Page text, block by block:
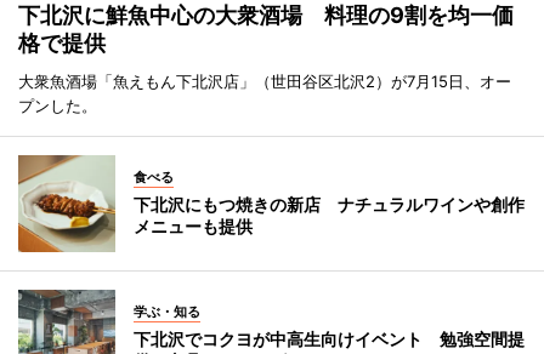
下北沢に鮮魚中心の大衆酒場 料理の9割を均一価
格で提供
大衆魚酒場「魚えもん下北沢店」（世田谷区北沢2）が7月15日、オー
プンした。
食べる
下北沢にもつ焼きの新店 ナチュラルワインや創作
メニューも提供
学ぶ・知る
下北沢でコクヨが中高生向けイベント 勉強空間提